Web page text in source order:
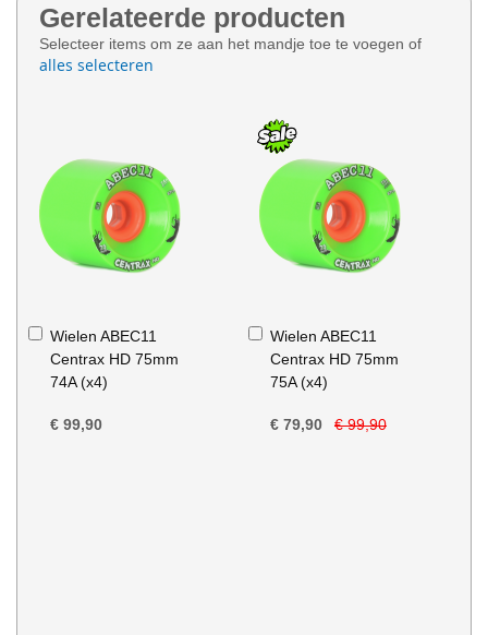
Gerelateerde producten
Selecteer items om ze aan het mandje toe te voegen of
alles selecteren
Wielen ABEC11
Centrax HD 75mm
74A (x4)
€ 99,90
In
Winkelwagen
Wielen ABEC11
Centrax HD 75mm
75A (x4)
€ 79,90 € 99,90
In
Winkelwagen